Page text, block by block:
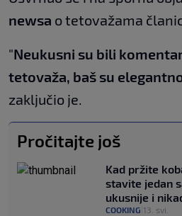
newsa o tetovažama
"Neukusni su bili
tetovaža, baš su
zaključio je.
Pročitajte još
Kad pržite
stavite jedan
ukusnije i
COOKING 13. svi.